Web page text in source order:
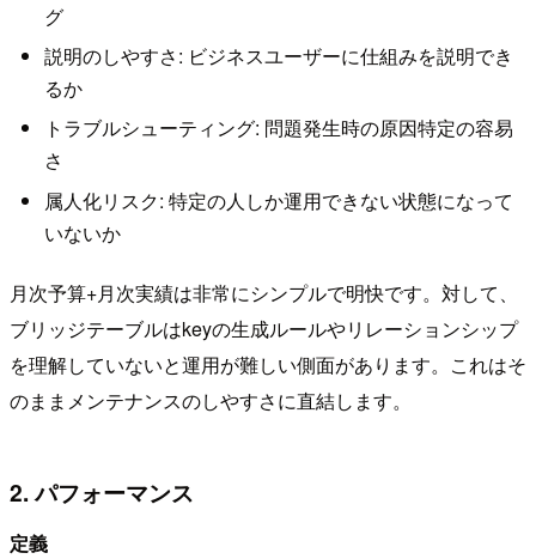
グ
説明のしやすさ: ビジネスユーザーに仕組みを説明でき
るか
トラブルシューティング: 問題発生時の原因特定の容易
さ
属人化リスク: 特定の人しか運用できない状態になって
いないか
月次予算+月次実績は非常にシンプルで明快です。対して、
ブリッジテーブルはkeyの生成ルールやリレーションシップ
を理解していないと運用が難しい側面があります。これはそ
のままメンテナンスのしやすさに直結します。
2. パフォーマンス
定義